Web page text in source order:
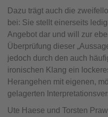
Dazu trägt auch die
bei: Sie stellt einerseits
Angebot dar und will zur
Überprüfung dieser
jedoch durch den auch
ironischen Klang ein
Herangehen mit eigenen,
gelagerten
Ute Haese und Torsten